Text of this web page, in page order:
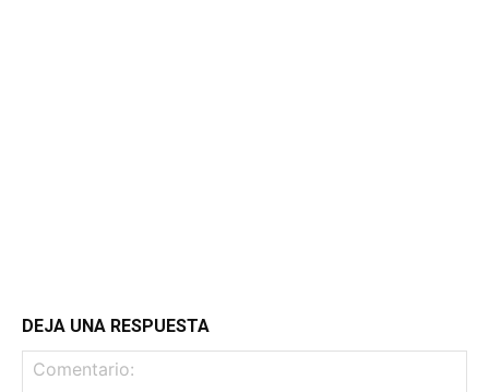
DEJA UNA RESPUESTA